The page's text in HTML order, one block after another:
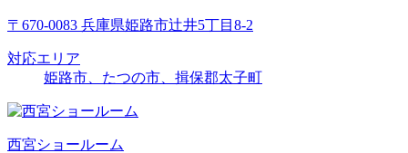
〒670-0083 兵庫県姫路市辻井5丁目8-2
対応エリア
姫路市、たつの市、揖保郡太子町
西宮ショールーム